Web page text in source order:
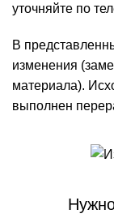
уточняйте по
В
изменения
материала).
выполнен